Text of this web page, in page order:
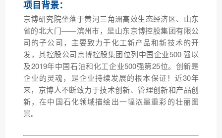
项 目背景：
京博研究院坐落于黄河三角洲高效生态经济区、山东
省的北大门——滨州市，是山东京博控股集团有限公
司的子公司，主要致力于化工新产品和新技术的开
发，其控股公司京博控股集团位列中国企业500 强以
及2019年中国石油和化工企业500强第25位。创新是
企业的灵魂，是企业持续发展的根本保证！近30年
来，京博人不断致力于技术创新、管理创新和产品创
新，在中国石化领域描绘出一幅浓墨重彩的壮丽图
景。